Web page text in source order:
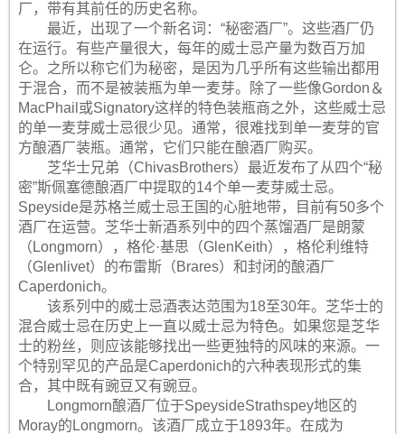
厂，带有其前任的历史名称。
最近，出现了一个新名词：“秘密酒厂”。这些酒厂仍
在运行。有些产量很大，每年的威士忌产量为数百万加
仑。之所以称它们为秘密，是因为几乎所有这些输出都用
于混合，而不是被装瓶为单一麦芽。除了一些像Gordon＆
MacPhail或Signatory这样的特色装瓶商之外，这些威士忌
的单一麦芽威士忌很少见。通常，很难找到单一麦芽的官
方酿酒厂装瓶。通常，它们只能在酿酒厂购买。
芝华士兄弟（ChivasBrothers）最近发布了从四个“秘
密”斯佩塞德酿酒厂中提取的14个单一麦芽威士忌。
Speyside是苏格兰威士忌王国的心脏地带，目前有50多个
酒厂在运营。芝华士新酒系列中的四个蒸馏酒厂是朗蒙
（Longmorn），格伦·基思（GlenKeith），格伦利维特
（Glenlivet）的布雷斯（Brares）和封闭的酿酒厂
Caperdonich。
该系列中的威士忌酒表达范围为18至30年。芝华士的
混合威士忌在历史上一直以威士忌为特色。如果您是芝华
士的粉丝，则应该能够找出一些更独特的风味的来源。一
个特别罕见的产品是Caperdonich的六种表现形式的集
合，其中既有豌豆又有豌豆。
Longmorn酿酒厂位于SpeysideStrathspey地区的
Moray的Longmorn。该酒厂成立于1893年。在成为